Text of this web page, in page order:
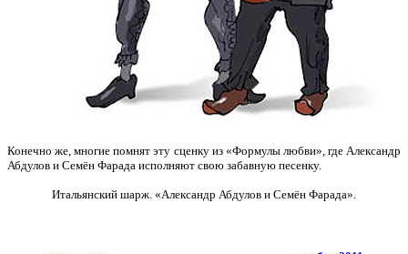
Конечно же, многие помнят эту сценку из «Формулы любви», где Александр
Абдулов и Семён Фарада исполняют свою забавную песенку.
Итальянский шарж. «Александр Абдулов и Семён Фарада».